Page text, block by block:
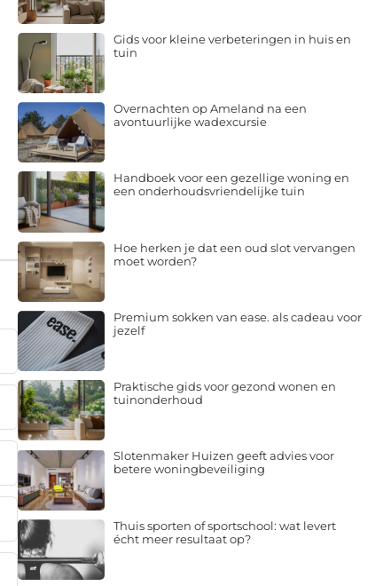
Gids voor kleine verbeteringen in huis en
tuin
Overnachten op Ameland na een
avontuurlijke wadexcursie
Handboek voor een gezellige woning en
een onderhoudsvriendelijke tuin
Hoe herken je dat een oud slot vervangen
moet worden?
Premium sokken van ease. als cadeau voor
jezelf
Praktische gids voor gezond wonen en
tuinonderhoud
Slotenmaker Huizen geeft advies voor
betere woningbeveiliging
Thuis sporten of sportschool: wat levert
écht meer resultaat op?